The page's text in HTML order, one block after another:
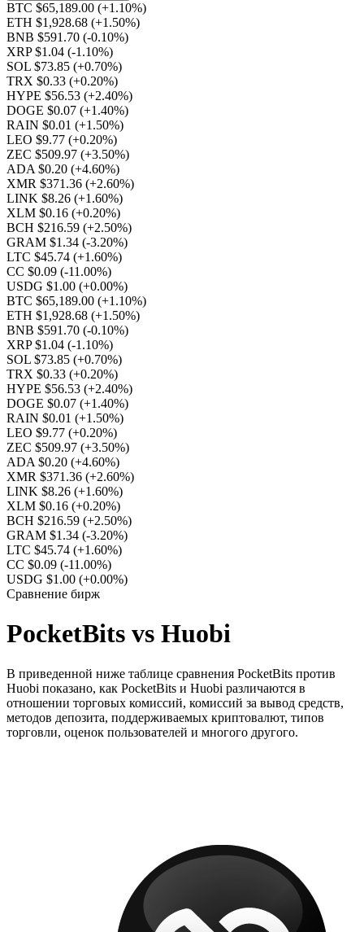
BTC $65,189.00 (+1.10%)
ETH $1,928.68 (+1.50%)
BNB $591.70 (-0.10%)
XRP $1.04 (-1.10%)
SOL $73.85 (+0.70%)
TRX $0.33 (+0.20%)
HYPE $56.53 (+2.40%)
DOGE $0.07 (+1.40%)
RAIN $0.01 (+1.50%)
LEO $9.77 (+0.20%)
ZEC $509.97 (+3.50%)
ADA $0.20 (+4.60%)
XMR $371.36 (+2.60%)
LINK $8.26 (+1.60%)
XLM $0.16 (+0.20%)
BCH $216.59 (+2.50%)
GRAM $1.34 (-3.20%)
LTC $45.74 (+1.60%)
CC $0.09 (-11.00%)
USDG $1.00 (+0.00%)
BTC $65,189.00 (+1.10%)
ETH $1,928.68 (+1.50%)
BNB $591.70 (-0.10%)
XRP $1.04 (-1.10%)
SOL $73.85 (+0.70%)
TRX $0.33 (+0.20%)
HYPE $56.53 (+2.40%)
DOGE $0.07 (+1.40%)
RAIN $0.01 (+1.50%)
LEO $9.77 (+0.20%)
ZEC $509.97 (+3.50%)
ADA $0.20 (+4.60%)
XMR $371.36 (+2.60%)
LINK $8.26 (+1.60%)
XLM $0.16 (+0.20%)
BCH $216.59 (+2.50%)
GRAM $1.34 (-3.20%)
LTC $45.74 (+1.60%)
CC $0.09 (-11.00%)
USDG $1.00 (+0.00%)
Сравнение бирж
PocketBits vs Huobi
В приведенной ниже таблице сравнения PocketBits против
Huobi показано, как PocketBits и Huobi различаются в
отношении торговых комиссий, комиссий за вывод средств,
методов депозита, поддерживаемых криптовалют, типов
торговли, оценок пользователей и многого другого.